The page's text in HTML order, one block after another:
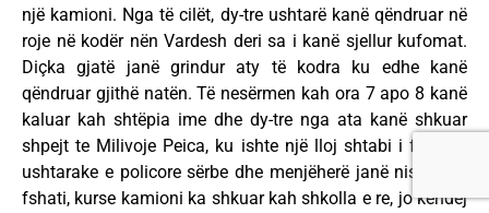
një kamioni. Nga të cilët, dy-tre ushtarë kanë qëndruar në
roje në kodër nën Vardesh deri sa i kanë sjellur kufomat.
Diçka gjatë janë grindur aty të kodra ku edhe kanë
qëndruar gjithë natën. Të nesërmen kah ora 7 apo 8 kanë
kaluar kah shtëpia ime dhe dy-tre nga ata kanë shkuar
shpejt te Milivoje Peica, ku ishte një lloj shtabi i forcave
ushtarake e policore sërbe dhe menjëherë janë nisur kah
fshati, kurse kamioni ka shkuar kah shkolla e re, jo këndej